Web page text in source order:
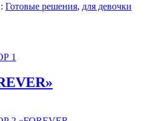
Готовые решения, для девочки